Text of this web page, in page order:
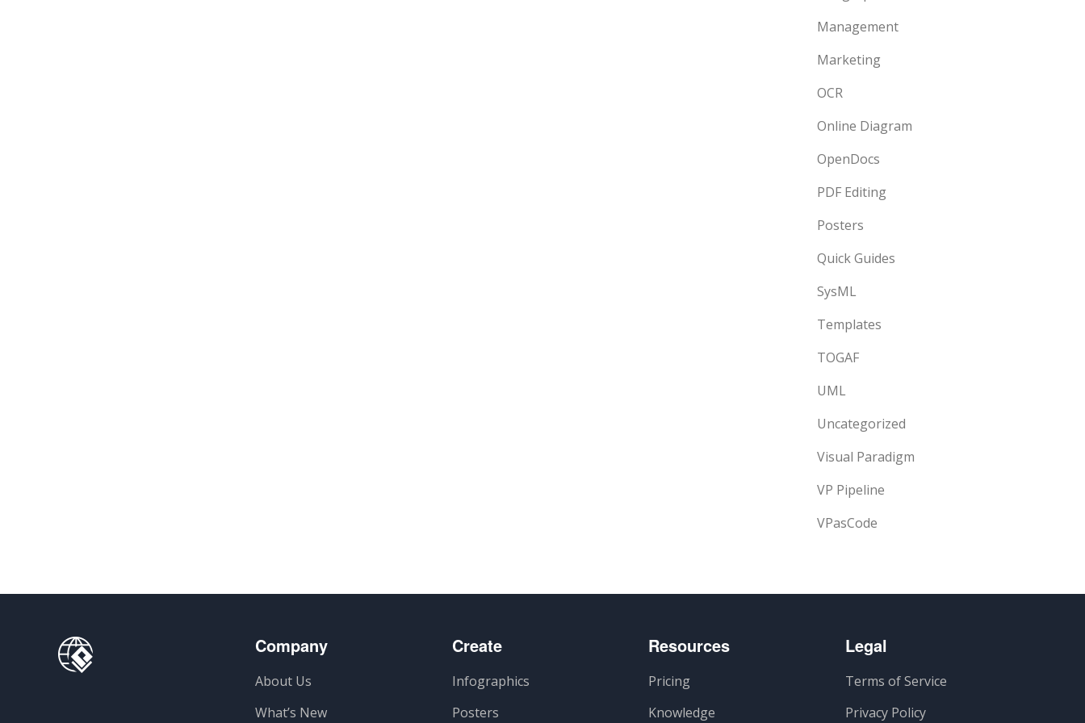
Management
Marketing
OCR
Online Diagram
OpenDocs
PDF Editing
Posters
Quick Guides
SysML
Templates
TOGAF
UML
Uncategorized
Visual Paradigm
VP Pipeline
VPasCode
Company
About Us
What’s New
Create
Infographics
Posters
Resources
Pricing
Knowledge
Legal
Terms of Service
Privacy Policy